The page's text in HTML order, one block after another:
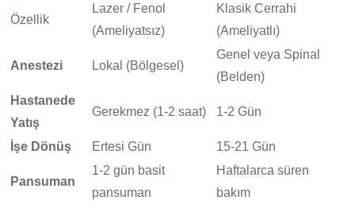
Özellik
Lazer / Fenol
(Ameliyatsız)
Klasik Cerrahi
(Ameliyatlı)
Anestezi Lokal (Bölgesel)
Genel veya Spinal
(Belden)
Hastanede
Yatış
Gerekmez (1-2 saat) 1-2 Gün
İşe Dönüş Ertesi Gün 15-21 Gün
Pansuman
1-2 gün basit
pansuman
Haftalarca süren
bakım